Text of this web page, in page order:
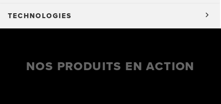
TECHNOLOGIES
NOS PRODUITS EN ACTION